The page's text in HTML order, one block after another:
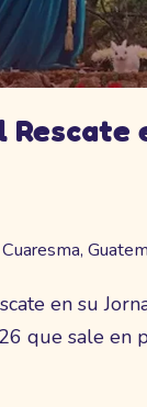
,
en su
que sale en